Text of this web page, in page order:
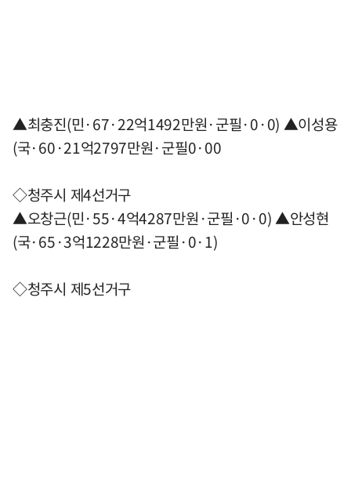
▲최충진(민·67·22억1492만원·군필·0·0) ▲이성용
(국·60·21억2797만원·군필0·00
◇청주시 제4선거구
▲오창근(민·55·4억4287만원·군필·0·0) ▲안성현
(국·65·3억1228만원·군필·0·1)
◇청주시 제5선거구